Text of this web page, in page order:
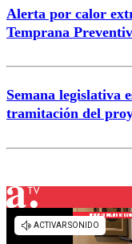
Alerta por calor
Temprana
Semana legislativa
tramitación del